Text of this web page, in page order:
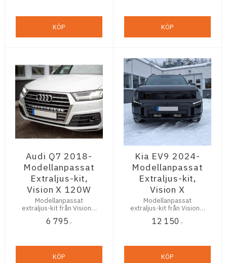
KÖP KÖP
Audi Q7 2018-
Modellanpassat
Extraljus-kit,
Vision X 120W
Modellanpassat
extraljus-kit från Vision X
2018 och nyare.(Vision X
6 795 :-
KÖP
Kia EV9 2024-
Modellanpassat
Extraljus-kit,
Vision X
Modellanpassat
extraljus-kit från Vision X
2024 och nyare.
12 150 :-
KÖP